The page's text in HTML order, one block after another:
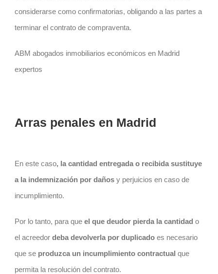
considerarse como confirmatorias, obligando a las partes a
terminar el contratode compraventa.
ABM abogados inmobiliarios económicos en Madrid
expertos
Arras penales en Madrid
En este caso, la cantidad entregada o recibida sustituye
a la indemnización por dañosy perjuicios en caso de
incumplimiento.
Por lo tanto, para queel que deudor pierda la cantidad o
el acreedor deba devolverla por duplicadoes necesario
que se produzca un incumplimiento contractual que
permita la resolución del contrato.